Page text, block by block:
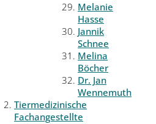
Melanie
Hasse
Jannik
Schnee
Melina
Böcher
Dr. Jan
Wennemuth
Tiermedizinische
Fachangestellte